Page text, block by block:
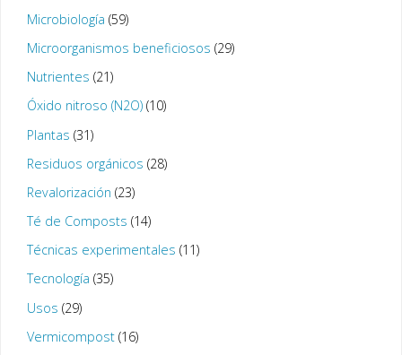
Microbiología (59)
Microorganismos beneficiosos (29)
Nutrientes (21)
Óxido nitroso (N2O)(10)
Plantas (31)
Residuos orgánicos (28)
Revalorización (23)
Té de Composts (14)
Técnicas experimentales (11)
Tecnología (35)
Usos (29)
Vermicompost(16)